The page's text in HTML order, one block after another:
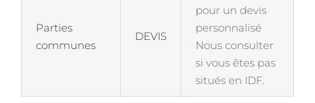
Parties
communes
DEVIS
pour un devis
personnalisé
Nous consulter
si vous êtes pas
situés en IDF.